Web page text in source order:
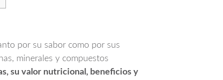
por su sabor como por sus
minerales y compuestos
su valor nutricional, beneficios y